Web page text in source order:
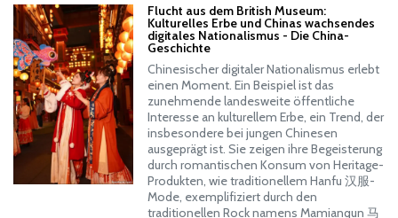
Flucht aus dem British Museum:
Kulturelles Erbe und Chinas wachsendes
digitales Nationalismus - Die China-
Geschichte
Chinesischer digitaler Nationalismus erlebt
einen Moment. Ein Beispiel ist das
zunehmende landesweite öffentliche
Interesse an kulturellem Erbe, ein Trend, der
insbesondere bei jungen Chinesen
ausgeprägt ist. Sie zeigen ihre Begeisterung
durch romantischen Konsum von Heritage-
Produkten, wie traditionellem Hanfu 汉服-
Mode, exemplifiziert durch den
traditionellen Rock namens Mamianqun 马